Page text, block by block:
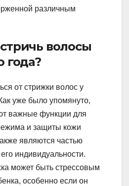
различным
волосы
года?
от стрижки волос у
уже было упомянуто,
важные функции для
и защиты кожи
являются частью
индивидуальности.
может быть стрессовым
особенно если он